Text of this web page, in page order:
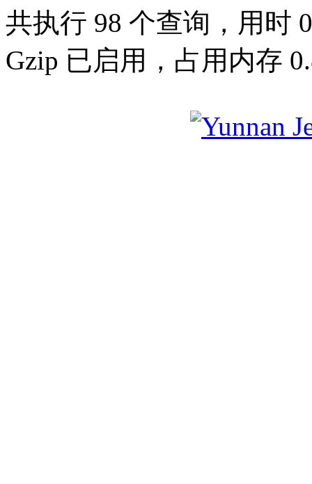
共执行 98 个查询，用时
Gzip 已启用，占用内存